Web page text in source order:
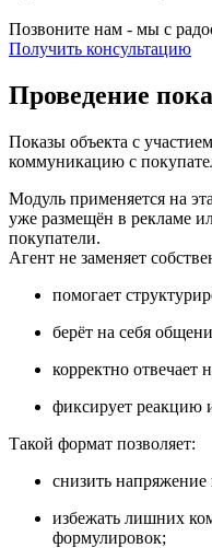
Позвоните нам - мы с
Получить консультацию
Проведение
Показы объекта с
коммуникацию с
Модуль применяется на
уже размещён в рекламе
покупатели.
Агент не заменяет
помогает
берёт на себя
корректно отвечает
фиксирует реакцию
Такой формат позволяет:
снизить напряжение
избежать лишних
формулировок;